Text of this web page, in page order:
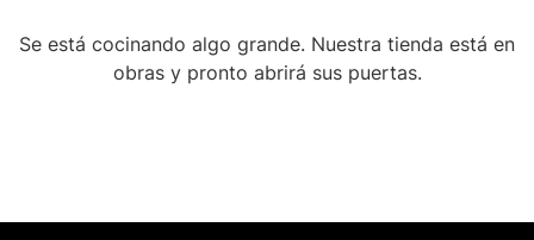
Se está cocinando algo grande. Nuestra tienda está en
obras y pronto abrirá sus puertas.